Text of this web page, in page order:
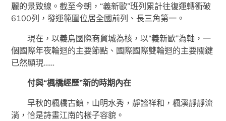
麗的景致線。截至今朝，“義新歐”班列累計往復運轉衝破
6100列，發運範圍位居全國前列、長三角第一。
現在，以義烏國際商貿城為核，以“義新歐”為軸，一
個國際年夜輪迴的主要節點、國際國際雙輪迴的主要關鍵
已然顯現……
付與“楓橋經歷”新的時期內在
早秋的楓橋古鎮，山明水秀，靜謐祥和，楓溪靜靜流
淌，恰是詩畫江南的樣子容貌。